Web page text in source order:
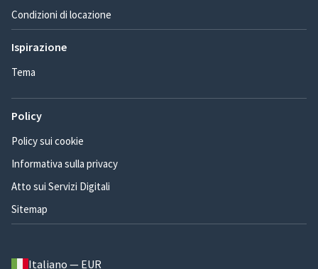
Condizioni di locazione
Ispirazione
Tema
Policy
Policy sui cookie
Informativa sulla privacy
Atto sui Servizi Digitali
Sitemap
Italiano — EUR